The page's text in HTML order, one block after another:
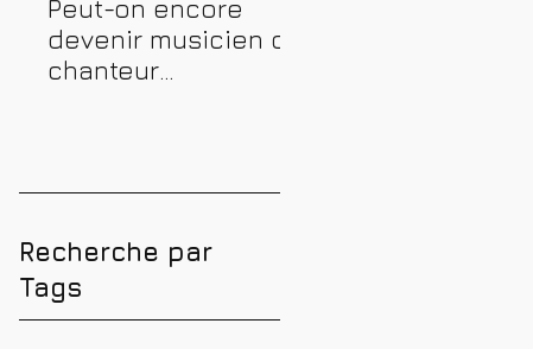
Peut-on encore
devenir musicien ou
chanteur
à éviter
Recherche par
Tags